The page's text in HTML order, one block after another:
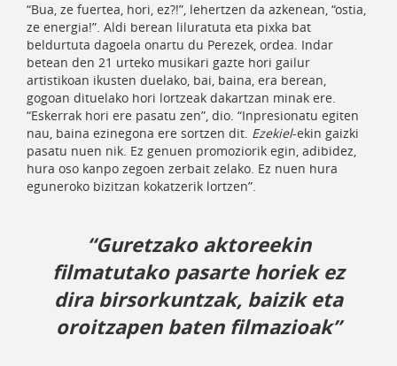
“Bua, ze fuertea, hori, ez?!”, lehertzen da azkenean, “ostia,
ze energia!”. Aldi berean liluratuta eta pixka bat
beldurtuta dagoela onartu du Perezek, ordea. Indar
betean den 21 urteko musikari gazte hori gailur
artistikoan ikusten duelako, bai, baina, era berean,
gogoan dituelako hori lortzeak dakartzan minak ere.
“Eskerrak hori ere pasatu zen”, dio. “Inpresionatu egiten
nau, baina ezinegona ere sortzen dit. Ezekiel-ekin gaizki
pasatu nuen nik. Ez genuen promoziorik egin, adibidez,
hura oso kanpo zegoen zerbait zelako. Ez nuen hura
eguneroko bizitzan kokatzerik lortzen”.
“Guretzako aktoreekin
filmatutako pasarte horiek ez
dira birsorkuntzak, baizik eta
oroitzapen baten filmazioak”